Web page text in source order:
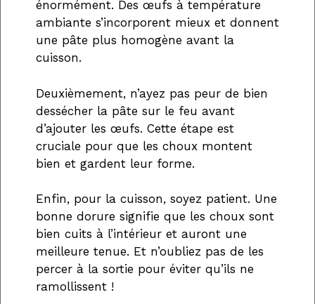
énormément. Des œufs à température
ambiante s’incorporent mieux et donnent
une pâte plus homogène avant la
cuisson.
Deuxièmement, n’ayez pas peur de bien
dessécher la pâte sur le feu avant
d’ajouter les œufs. Cette étape est
cruciale pour que les choux montent
bien et gardent leur forme.
Enfin, pour la cuisson, soyez patient. Une
bonne dorure signifie que les choux sont
bien cuits à l’intérieur et auront une
meilleure tenue. Et n’oubliez pas de les
percer à la sortie pour éviter qu’ils ne
ramollissent !